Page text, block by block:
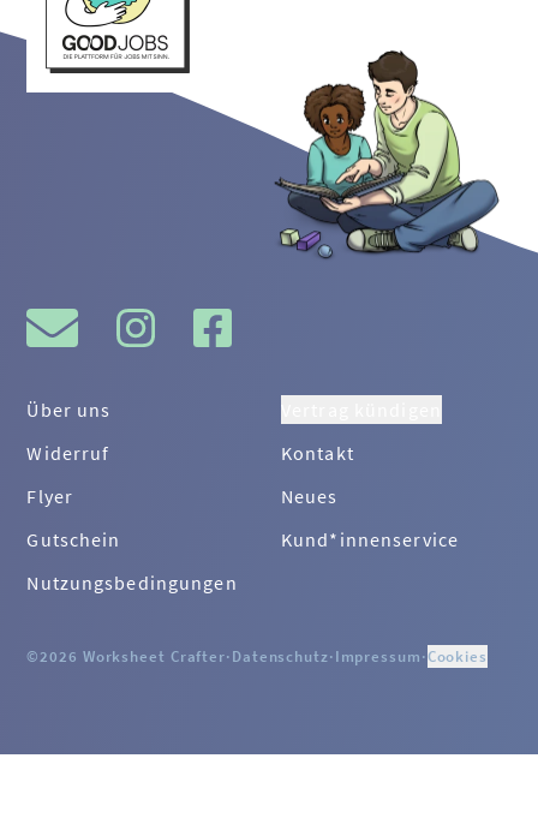
Über uns
Widerruf
Kontakt
Flyer
Neues
Gutschein
Kund*innenservice
Nutzungsbedingungen
©2026 Worksheet Crafter·Datenschutz·Impressum·Cookies